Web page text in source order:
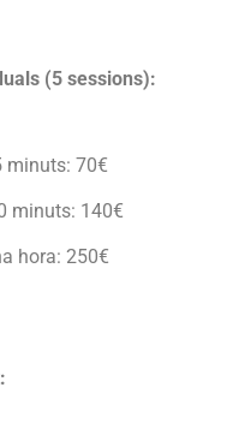
(5 sessions):
minuts: 70€
minuts: 140€
hora: 250€